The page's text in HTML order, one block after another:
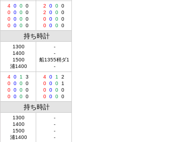
4 0 0 0
0 0 0 0
0 0 0 0
0 0 0 0
2 0 0 0
2
0 0 0
0 0 0 0
0 0 0 0
持ち時計
1300
1400
1500
浦1400
-
-
船1355稍ダ1
-
4 0 1
3
0 0 0 0
0 0 0 0
0 0 0 0
4 0 1
2
0 0 0
1
0 0 0 0
0 0 0 0
持ち時計
1300
1400
1500
浦1400
-
-
-
-